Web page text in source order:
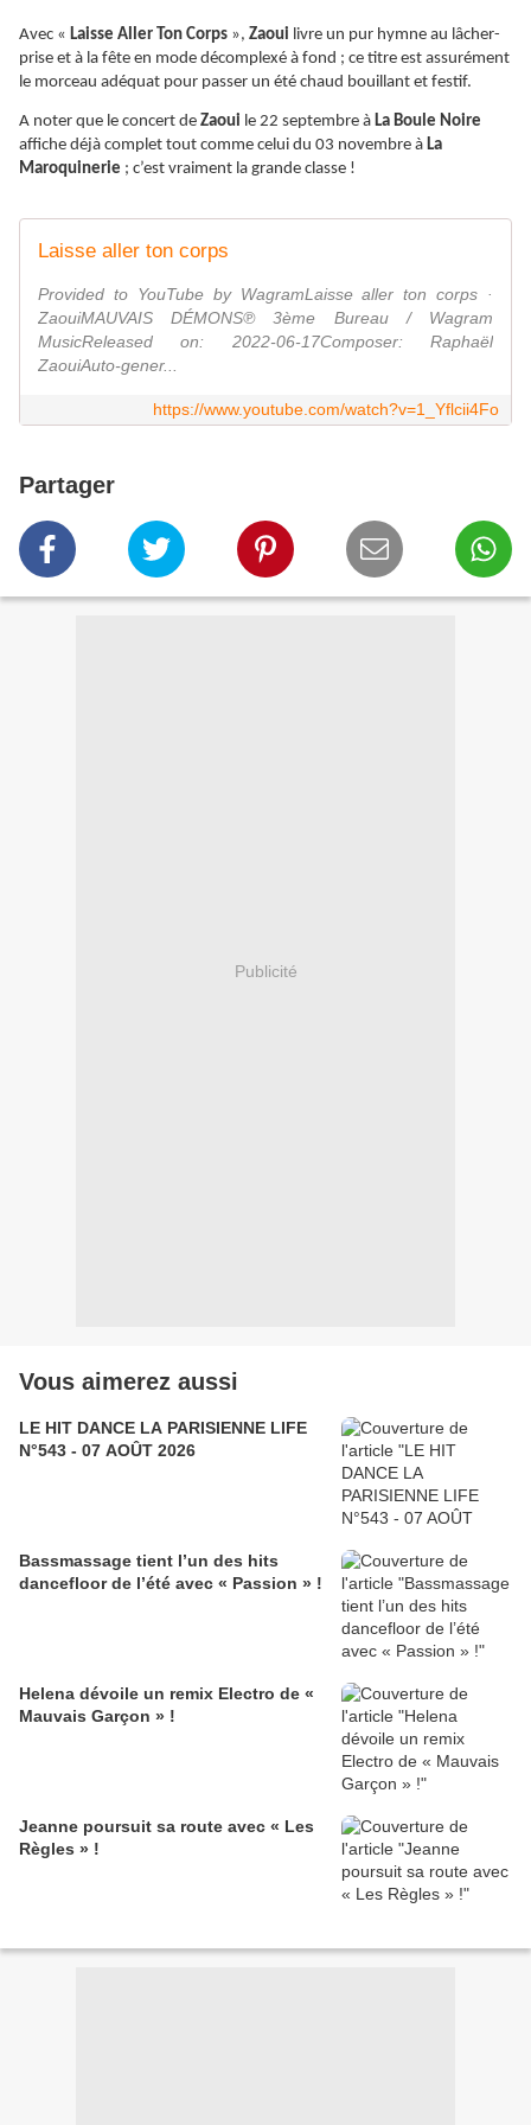
Avec « Laisse Aller Ton Corps », Zaoui livre un pur hymne au lâcher-
prise et à la fête en mode décomplexé à fond ; ce titre est assurément
le morceau adéquat pour passer un été chaud bouillant et festif.
A noter que le concert de Zaoui le 22 septembre à La Boule Noire
affiche déjà complet tout comme celui du 03 novembre à La
Maroquinerie ; c’est vraiment la grande classe !
Laisse aller ton corps
Provided to YouTube by WagramLaisse aller ton corps ·
ZaouiMAUVAIS DÉMONS℗ 3ème Bureau / Wagram
MusicReleased on: 2022-06-17Composer: Raphaël
ZaouiAuto-gener...
https://www.youtube.com/watch?v=1_Yflcii4Fo
Partager
Publicité
Vous aimerez aussi
LE HIT DANCE LA PARISIENNE LIFE
N°543 - 07 AOÛT 2026
Bassmassage tient l’un des hits
dancefloor de l’été avec « Passion » !
Helena dévoile un remix Electro de «
Mauvais Garçon » !
Jeanne poursuit sa route avec « Les
Règles » !